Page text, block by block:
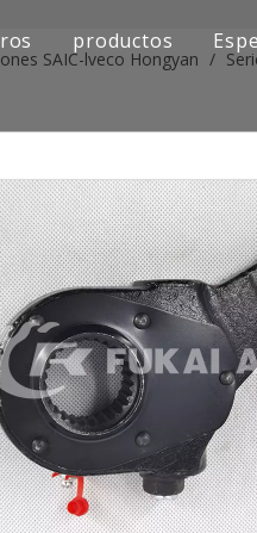
productos
Serie de
Serie de
Serie de
Serie de
Serie de
Piezas de
Otra serie de
SAIC-lveco Hongyan /